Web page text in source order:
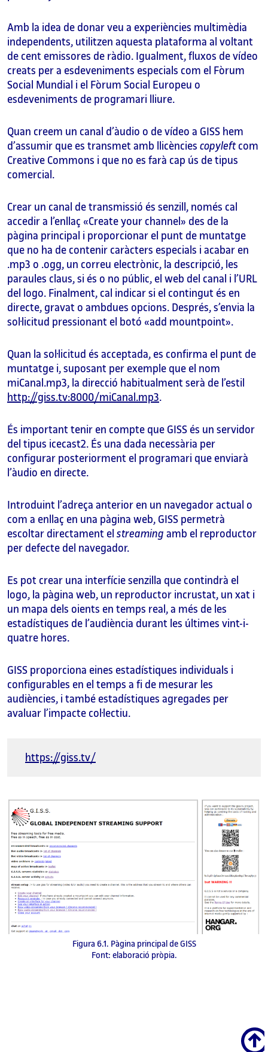
Amb la idea de donar veu a experiències multimèdia
independents, utilitzen aquesta plataforma al voltant
de cent emissores de ràdio. Igualment, fluxos de vídeo
creats per a esdeveniments especials com el Fòrum
Social Mundial i el Fòrum Social Europeu o
esdeveniments de programari lliure.
Quan creem un canal d’àudio o de vídeo a GISS hem
d’assumir que es transmet amb llicències copyleft com
Creative Commons i que no es farà cap ús de tipus
comercial.
Crear un canal de transmissió és senzill, només cal
accedir a l’enllaç «Create your channel» des de la
pàgina principal i proporcionar el punt de muntatge
que no ha de contenir caràcters especials i acabar en
.mp3 o .ogg, un correu electrònic, la descripció, les
paraules claus, si és o no públic, el web del canal i l’URL
del logo. Finalment, cal indicar si el contingut és en
directe, gravat o ambdues opcions. Després, s’envia la
sol·licitud pressionant el botó «add mountpoint».
Quan la sol·licitud és acceptada, es confirma el punt de
muntatge i, suposant per exemple que el nom
miCanal.mp3, la direcció habitualment serà de l’estil
http://giss.tv:8000/miCanal.mp3.
És important tenir en compte que GISS és un servidor
del tipus icecast2. És una dada necessària per
configurar posteriorment el programari que enviarà
l’àudio en directe.
Introduint l’adreça anterior en un navegador actual o
com a enllaç en una pàgina web, GISS permetrà
escoltar directament el streaming amb el reproductor
per defecte del navegador.
Es pot crear una interfície senzilla que contindrà el
logo, la pàgina web, un reproductor incrustat, un xat i
un mapa dels oients en temps real, a més de les
estadístiques de l’audiència durant les últimes vint-i-
quatre hores.
GISS proporciona eines estadístiques individuals i
configurables en el temps a fi de mesurar les
audiències, i també estadístiques agregades per
avaluar l’impacte col·lectiu.
https://giss.tv/
Figura 6.1. Pàgina principal de GISS
Font: elaboració pròpia.
Scroll